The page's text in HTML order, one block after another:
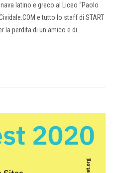
latino e greco al Liceo “Paolo
e tutto lo staff di START
perdita di un amico e di ...